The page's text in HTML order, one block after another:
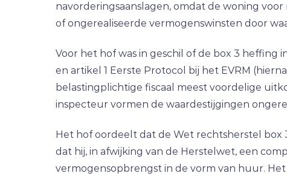
navorderingsaanslagen, omdat de woning
of ongerealiseerde vermogenswinsten door
Voor het hof was in geschil of de box 3 heffing
en artikel 1 Eerste Protocol bij het EVRM
belastingplichtige fiscaal meest voordelige
inspecteur vormen de waardestijgingen
Het hof oordeelt dat de Wet rechtsherstel box
dat hij, in afwijking van de Herstelwet, een
vermogensopbrengst in de vorm van huur.